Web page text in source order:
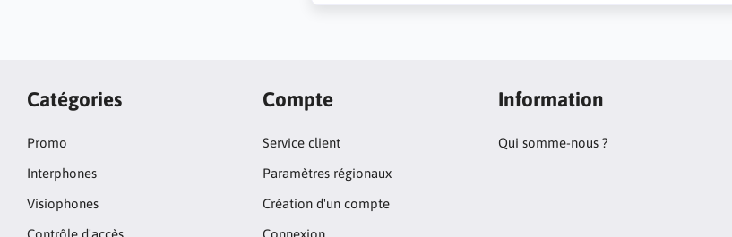
Catégories
Promo
Interphones
Visiophones
Contrôle d'accès
Compte
Service client
Paramètres régionaux
Création d'un compte
Connexion
Information
Qui somme-nous ?